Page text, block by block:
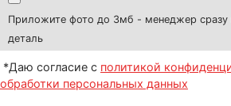
Приложите фото до 3мб - менеджер сразу
деталь
*Даю согласие с политикой
обработки персональных данных